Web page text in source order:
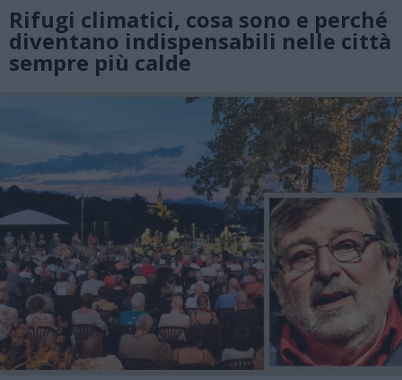
Rifugi climatici, cosa sono e perché
diventano indispensabili nelle città
sempre più calde